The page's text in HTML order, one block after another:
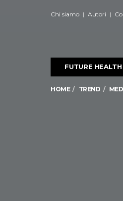
Chi siamo Autori
FUTURE HEALTH
HOME TREND